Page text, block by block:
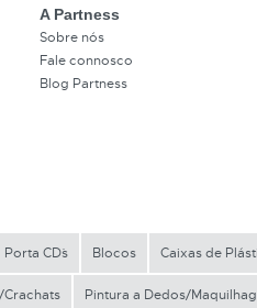
A Partness
Sobre nós
Fale connosco
Blog Partness
Porta CD´s Blocos Caixas de
Pintura a Dedos/